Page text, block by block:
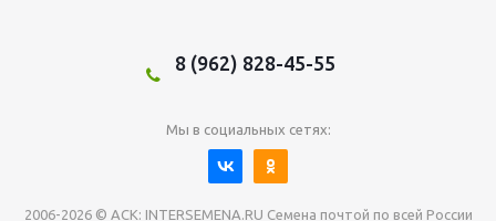
8 (962) 828-45-55
Мы в социальных сетях:
2006-2026 © АСК: INTERSEMENA.RU Семена почтой по всей России